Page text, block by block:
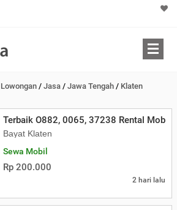
/ Jasa/ Jawa Tengah/ Klaten
Terbaik O882, 0065, 37238 Rental Mobil
Bayat Klaten
Sewa Mobil
Rp 200.000
2 hari lalu